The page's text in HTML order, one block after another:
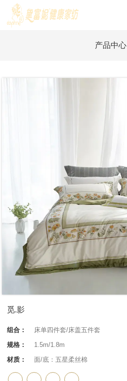
loading
产品中心
觅.影
组合：
床单四件套/床盖五件套
规格：
1.5m/1.8m
材质：
面/底：五星柔丝棉